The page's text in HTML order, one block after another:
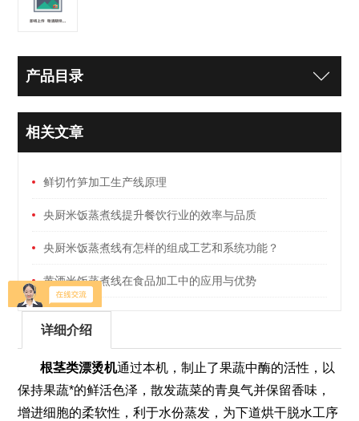
产品目录
相关文章
鲜切竹笋加工生产线原理
央厨米饭蒸煮线提升餐饮行业的效率与品质
央厨米饭蒸煮线有怎样的组成工艺和系统功能？
黄酒米饭蒸煮线在食品加工中的应用与优势
详细介绍
根茎类漂烫机通过本机，制止了果蔬中酶的活性，以
保持果蔬*的鲜活色泽，散发蔬菜的青臭气并保留香味，
增进细胞的柔软性，利于水份蒸发，为下道烘干脱水工序